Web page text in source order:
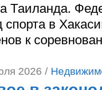
Таиланда.
спорта в
к
2026 /